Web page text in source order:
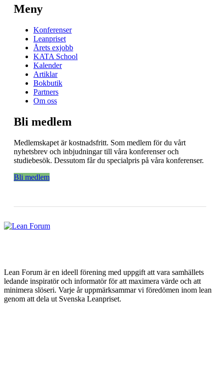
Meny
Konferenser
Leanpriset
Årets exjobb
KATA School
Kalender
Artiklar
Bokbutik
Partners
Om oss
Bli medlem
Medlemskapet är kostnadsfritt. Som medlem för du vårt
nyhetsbrev och inbjudningar till våra konferenser och
studiebesök. Dessutom får du specialpris på våra konferenser.
Bli medlem
Lean Forum är en ideell förening med uppgift att vara samhällets
ledande inspiratör och informatör för att maximera värde och att
minimera slöseri. Varje år uppmärksammar vi föredömen inom lean
genom att dela ut Svenska Leanpriset.